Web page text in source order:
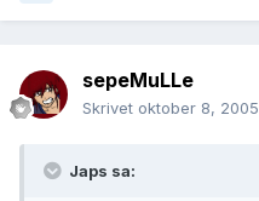
sepeMuLLe
Skrivet oktober 8, 2005
Japs sa: